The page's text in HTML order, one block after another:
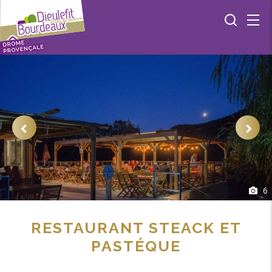
6
RESTAURANT STEACK ET
PASTÉQUE